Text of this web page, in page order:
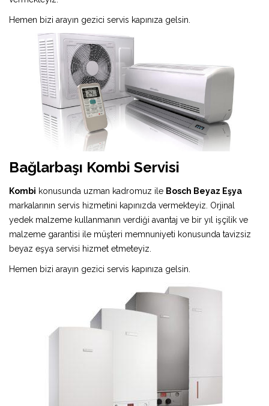
Hemen bizi arayın gezici servis kapınıza gelsin.
Bağlarbaşı Kombi Servisi
Kombi konusunda uzman kadromuz ile Bosch Beyaz Eşya
markalarının servis hizmetini kapınızda vermekteyiz. Orjinal
yedek malzeme kullanmanın verdiği avantaj ve bir yıl işçilik ve
malzeme garantisi ile müşteri memnuniyeti konusunda tavizsiz
beyaz eşya servisi hizmet etmeteyiz.
Hemen bizi arayın gezici servis kapınıza gelsin.